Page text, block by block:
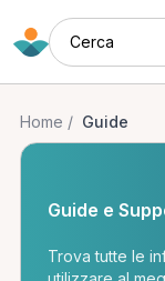
Cerca
Home / Guide
Guide e
Trova tutte le